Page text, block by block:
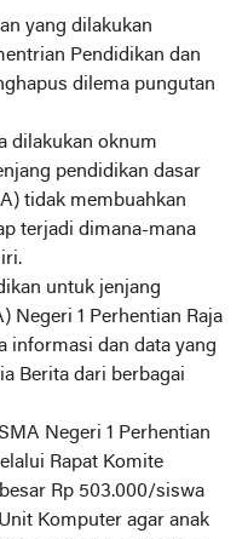
yang dilakukan
Pendidikan dan
dilema pungutan
dilakukan oknum
pendidikan dasar
tidak membuahkan
terjadi dimana-mana
untuk jenjang
Negeri 1 Perhentian Raja
informasi dan data yang
Berita dari berbagai
Negeri 1 Perhentian
Rapat Komite
Rp 503.000/siswa
Komputer agar anak